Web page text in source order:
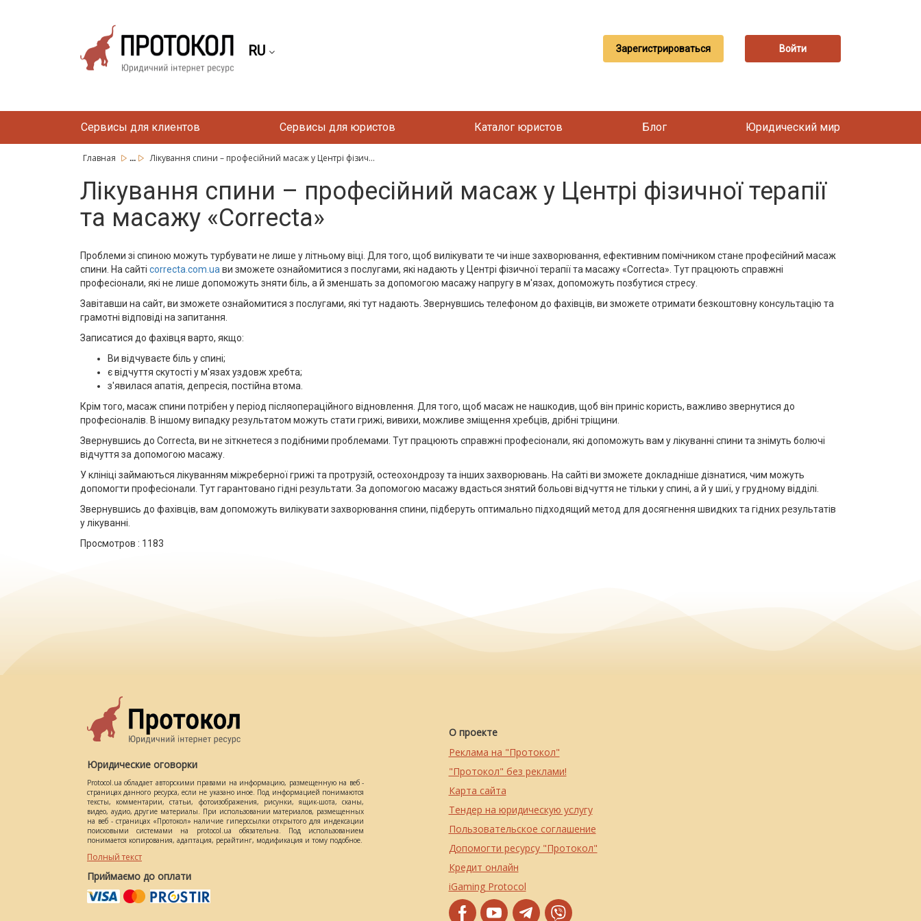
RU Зарегистрироваться Войти
Сервисы для клиентов Сервисы для юристов Каталог юристов Блог Юридический мир
Главная ... Лікування спини – професійний масаж у Центрі фізич...
Лікування спини – професійний масаж у Центрі фізичної терапії
та масажу «Correcta»
Проблеми зі спиною можуть турбувати не лише у літньому віці. Для того, щоб вилікувати те чи інше захворювання, ефективним помічником стане професійний масаж
спини. На сайті correcta.com.ua ви зможете ознайомитися з послугами, які надають у Центрі фізичної терапії та масажу «Correcta». Тут працюють справжні
професіонали, які не лише допоможуть зняти біль, а й зменшать за допомогою масажу напругу в м'язах, допоможуть позбутися стресу.
Завітавши на сайт, ви зможете ознайомитися з послугами, які тут надають. Звернувшись телефоном до фахівців, ви зможете отримати безкоштовну консультацію та
грамотні відповіді на запитання.
Записатися до фахівця варто, якщо:
Ви відчуваєте біль у спині;
є відчуття скутості у м'язах уздовж хребта;
з'явилася апатія, депресія, постійна втома.
Крім того, масаж спини потрібен у період післяопераційного відновлення. Для того, щоб масаж не нашкодив, щоб він приніс користь, важливо звернутися до
професіоналів. В іншому випадку результатом можуть стати грижі, вивихи, можливе зміщення хребців, дрібні тріщини.
Звернувшись до Correcta, ви не зіткнетеся з подібними проблемами. Тут працюють справжні професіонали, які допоможуть вам у лікуванні спини та знімуть болючі
відчуття за допомогою масажу.
У клініці займаються лікуванням міжреберної грижі та протрузій, остеохондрозу та інших захворювань. На сайті ви зможете докладніше дізнатися, чим можуть
допомогти професіонали. Тут гарантовано гідні результати. За допомогою масажу вдасться знятий больові відчуття не тільки у спині, а й у шиї, у грудному відділі.
Звернувшись до фахівців, вам допоможуть вилікувати захворювання спини, підберуть оптимально підходящий метод для досягнення швидких та гідних результатів
у лікуванні.
Просмотров : 1183
Юридические оговорки
Protocol.ua обладает авторскими правами на информацию, размещенную на веб -
страницах данного ресурса, если не указано иное. Под информацией понимаются
тексты, комментарии, статьи, фотоизображения, рисунки, ящик-шота, сканы,
видео, аудио, другие материалы. При использовании материалов, размещенных
на веб - страницах «Протокол» наличие гиперссылки открытого для индексации
поисковыми системами на protocol.ua обязательна. Под использованием
понимается копирования, адаптация, рерайтинг, модификация и тому подобное.
Полный текст
Приймаємо до оплати
О проекте
Реклама на "Протокол"
"Протокол" без реклами!
Карта сайта
Тендер на юридическую услугу
Пользовательское соглашение
Допомогти ресурсу "Протокол"
Кредит онлайн
iGaming Protocol